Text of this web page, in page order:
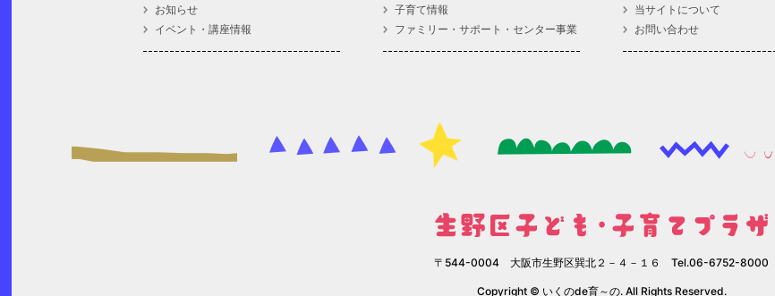
お知らせ
イベント・講座情報
子育て情報
ファミリー・サポート・センター事業
当サイトについて
お問い合わせ
〒544-0004 大阪市生野区巽北２－４－１６ Tel.06-6752-8000
Copyright © いくのde育～の. All Rights Reserved.